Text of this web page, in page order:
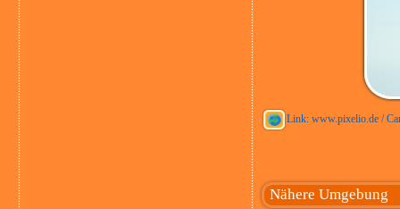
Link: www.pixelio.de /
Nähere Umgebung